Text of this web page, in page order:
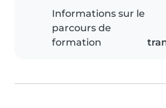
Informations sur le
parcours de
formation